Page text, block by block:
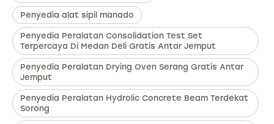
Penyedia alat sipil manado
Penyedia Peralatan Consolidation Test Set
Terpercaya Di Medan Deli Gratis Antar Jemput
Penyedia Peralatan Drying Oven Serang Gratis Antar
Jemput
Penyedia Peralatan Hydrolic Concrete Beam Terdekat
Sorong